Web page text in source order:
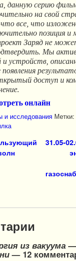
данную серию
на свой
все, что
позиция и
Заряд не
Мы
и устройств,
доступ и
онлайн
и исследования Метки:
31.05-
из вакуума
— 12